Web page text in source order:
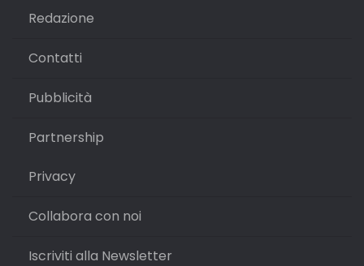
Redazione
Contatti
Pubblicità
Partnership
Privacy
Collabora con noi
Iscriviti alla Newsletter